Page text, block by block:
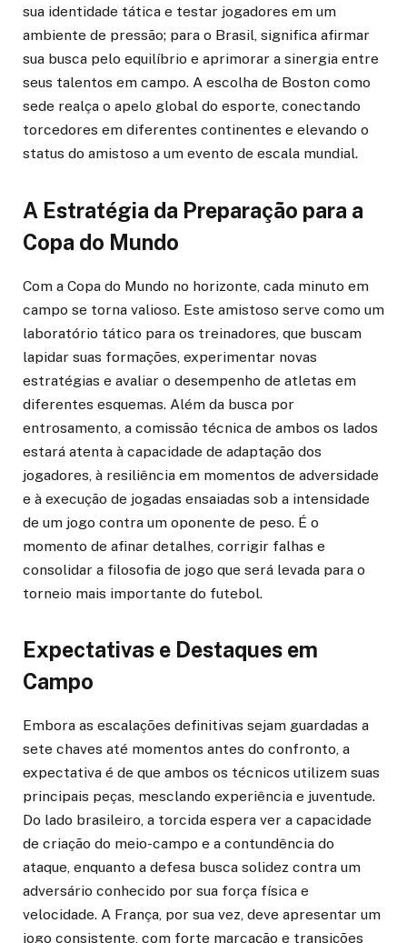
sua identidade tática e testar jogadores em um
ambiente de pressão; para o Brasil, significa afirmar
sua busca pelo equilíbrio e aprimorar a sinergia entre
seus talentos em campo. A escolha de Boston como
sede realça o apelo global do esporte, conectando
torcedores em diferentes continentes e elevando o
status do amistoso a um evento de escala mundial.
A Estratégia da Preparação para a
Copa do Mundo
Com a Copa do Mundo no horizonte, cada minuto em
campo se torna valioso. Este amistoso serve como um
laboratório tático para os treinadores, que buscam
lapidar suas formações, experimentar novas
estratégias e avaliar o desempenho de atletas em
diferentes esquemas. Além da busca por
entrosamento, a comissão técnica de ambos os lados
estará atenta à capacidade de adaptação dos
jogadores, à resiliência em momentos de adversidade
e à execução de jogadas ensaiadas sob a intensidade
de um jogo contra um oponente de peso. É o
momento de afinar detalhes, corrigir falhas e
consolidar a filosofia de jogo que será levada para o
torneio mais importante do futebol.
Expectativas e Destaques em
Campo
Embora as escalações definitivas sejam guardadas a
sete chaves até momentos antes do confronto, a
expectativa é de que ambos os técnicos utilizem suas
principais peças, mesclando experiência e juventude.
Do lado brasileiro, a torcida espera ver a capacidade
de criação do meio-campo e a contundência do
ataque, enquanto a defesa busca solidez contra um
adversário conhecido por sua força física e
velocidade. A França, por sua vez, deve apresentar um
jogo consistente, com forte marcação e transições